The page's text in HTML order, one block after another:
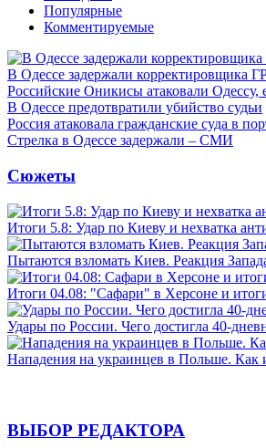
Популярные
Комментируемые
В Одессе задержали корректировщика
Российские Оникисы атаковали Одессу,
В Одессе предотвратили убийство судьи
Россия атаковала гражданские суда в
Стрелка в Одессе задержали – СМИ
Сюжеты
Итоги 5.8: Удар по Киеву и нехватка
Пытаются взломать Киев. Реакция
Итоги 04.08: "Сафари" в Херсоне и
Удары по России. Чего достигла 40-
Нападения на украинцев в Польше. Как
ВЫБОР РЕДАКТОРА